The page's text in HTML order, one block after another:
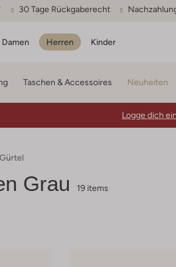
30 Tage Rückgaberecht
Damen Herren Kinder
Taschen & Accessoires Neuheiten
Logge dich ein
Gürtel
Grau 19 items